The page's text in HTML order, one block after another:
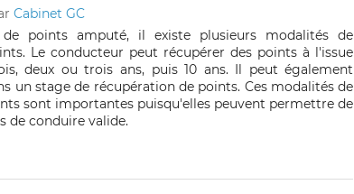
Cabinet GC
points amputé, il existe plusieurs modalités de
Le conducteur peut récupérer des points à l'issue
deux ou trois ans, puis 10 ans. Il peut également
un stage de récupération de points. Ces modalités de
sont importantes puisqu'elles peuvent permettre de
de conduire valide.